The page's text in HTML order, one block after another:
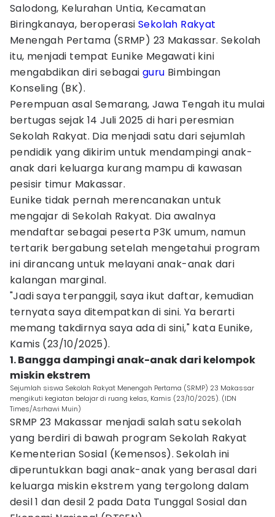
Salodong, Kelurahan Untia, Kecamatan
Biringkanaya, beroperasi Sekolah Rakyat
Menengah Pertama (SRMP) 23 Makassar. Sekolah
itu, menjadi tempat Eunike Megawati kini
mengabdikan diri sebagai guru Bimbingan
Konseling (BK).
Perempuan asal Semarang, Jawa Tengah itu mulai
bertugas sejak 14 Juli 2025 di hari peresmian
Sekolah Rakyat. Dia menjadi satu dari sejumlah
pendidik yang dikirim untuk mendampingi anak-
anak dari keluarga kurang mampu di kawasan
pesisir timur Makassar.
Eunike tidak pernah merencanakan untuk
mengajar di Sekolah Rakyat. Dia awalnya
mendaftar sebagai peserta P3K umum, namun
tertarik bergabung setelah mengetahui program
ini dirancang untuk melayani anak-anak dari
kalangan marginal.
"Jadi saya terpanggil, saya ikut daftar, kemudian
ternyata saya ditempatkan di sini. Ya berarti
memang takdirnya saya ada di sini," kata Eunike,
Kamis (23/10/2025).
1. Bangga dampingi anak-anak dari kelompok
miskin ekstrem
Sejumlah siswa Sekolah Rakyat Menengah Pertama (SRMP) 23 Makassar
mengikuti kegiatan belajar di ruang kelas, Kamis (23/10/2025). (IDN
Times/Asrhawi Muin)
SRMP 23 Makassar menjadi salah satu sekolah
yang berdiri di bawah program Sekolah Rakyat
Kementerian Sosial (Kemensos). Sekolah ini
diperuntukkan bagi anak-anak yang berasal dari
keluarga miskin ekstrem yang tergolong dalam
desil 1 dan desil 2 pada Data Tunggal Sosial dan